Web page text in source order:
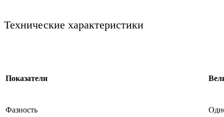
Технические характеристики
Показатели
Фазность